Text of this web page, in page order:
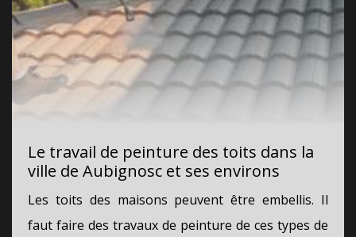
Le travail de peinture des toits dans la
ville de Aubignosc et ses environs
Les toits des maisons peuvent être embellis. Il
faut faire des travaux de peinture de ces types de